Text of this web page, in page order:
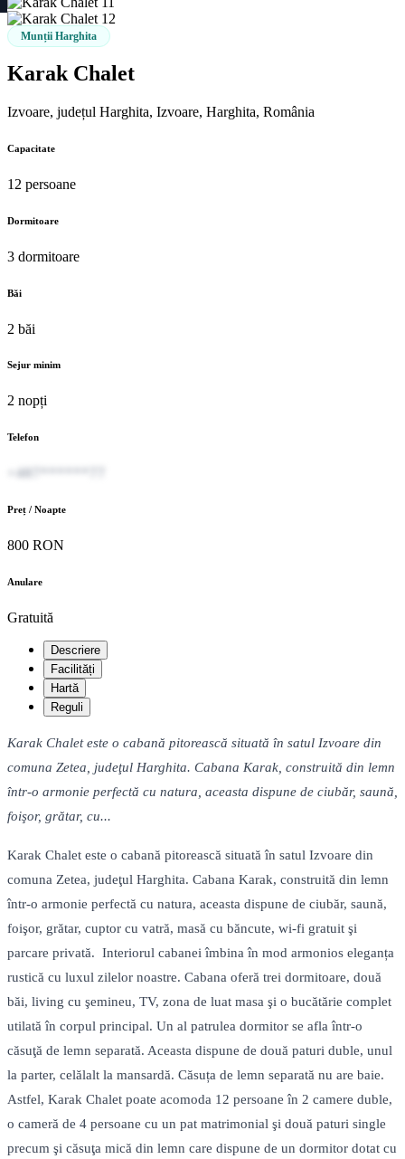
Munții Harghita
Karak Chalet
Izvoare, județul Harghita, Izvoare, Harghita, România
Capacitate
12 persoane
Dormitoare
3 dormitoare
Băi
2 băi
Sejur minim
2 nopți
Telefon
+407******77
Preț / Noapte
800 RON
Anulare
Gratuită
Descriere
Facilități
Hartă
Reguli
Karak Chalet este o cabană pitorească situată în satul Izvoare din
comuna Zetea, judeţul Harghita. Cabana Karak, construită din lemn
într-o armonie perfectă cu natura, aceasta dispune de ciubăr, saună,
foişor, grătar, cu...
Karak Chalet este o cabană pitorească situată în satul Izvoare din
comuna Zetea, judeţul Harghita. Cabana Karak, construită din lemn
într-o armonie perfectă cu natura, aceasta dispune de ciubăr, saună,
foişor, grătar, cuptor cu vatră, masă cu băncute, wi-fi gratuit şi
parcare privată. Interiorul cabanei îmbina în mod armonios eleganța
rustică cu luxul zilelor noastre. Cabana oferă trei dormitoare, două
băi, living cu şemineu, TV, zona de luat masa şi o bucătărie complet
utilată în corpul principal. Un al patrulea dormitor se afla într-o
căsuţă de lemn separată. Aceasta dispune de două paturi duble, unul
la parter, celălalt la mansardă. Căsuța de lemn separată nu are baie.
Astfel, Karak Chalet poate acomoda 12 persoane în 2 camere duble,
o cameră de 4 persoane cu un pat matrimonial şi două paturi single
precum şi căsuţa mică din lemn care dispune de un dormitor dotat cu